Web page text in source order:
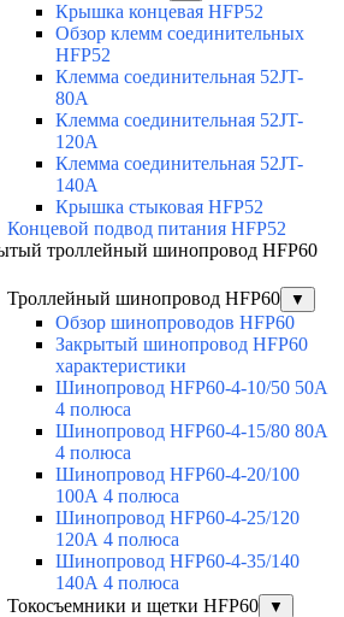
Крышка концевая HFP52
Обзор клемм соединительных
HFP52
Клемма соединительная 52JT-
80A
Клемма соединительная 52JT-
120A
Клемма соединительная 52JT-
140A
Крышка стыковая HFP52
Концевой подвод питания HFP52
троллейный шинопровод HFP60
Троллейный шинопровод HFP60 ▼
Обзор шинопроводов HFP60
Закрытый шинопровод HFP60
характеристики
Шинопровод HFP60-4-10/50 50А
4 полюса
Шинопровод HFP60-4-15/80 80А
4 полюса
Шинопровод HFP60-4-20/100
100А 4 полюса
Шинопровод HFP60-4-25/120
120А 4 полюса
Шинопровод HFP60-4-35/140
140А 4 полюса
Токосъемники и щетки HFP60
▼